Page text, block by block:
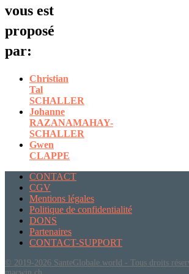
vous est
proposé
par:
Christian
Tal
SCHALLER
Johanne
RAZANAMAHAY-
SCHALLER
Gwen
CLAPPE
CONTACT
CGV
Mentions légales
Politique de confidentialité
DONS
Partenaires
CONTACT-SUPPORT
© 2019-2026 SanteGlobale.world - Tous droits
macwin.ch